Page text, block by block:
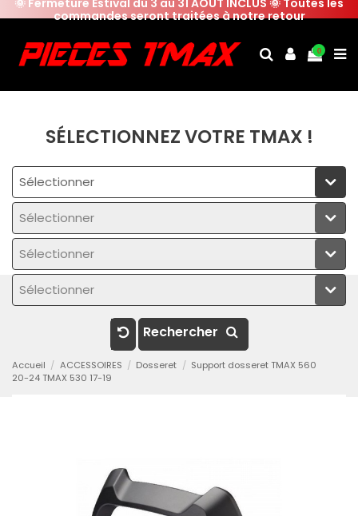
commandes seront traitées à notre retour
0
SÉLECTIONNEZ VOTRE TMAX !
Sélectionner
Sélectionner
Sélectionner
Sélectionner
Rechercher
Accueil ACCESSOIRES Dosseret
Support dosseret TMAX 560
20-24 TMAX 530 17-19